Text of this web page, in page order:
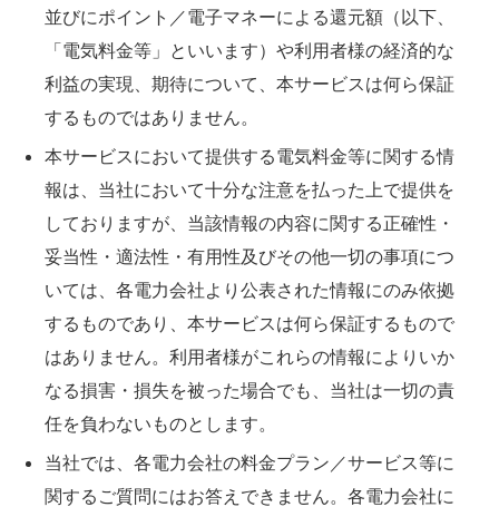
並びにポイント／電子マネーによる還元額（以下、
「電気料金等」といいます）や利用者様の経済的な
利益の実現、期待について、本サービスは何ら保証
するものではありません。
本サービスにおいて提供する電気料金等に関する情
報は、当社において十分な注意を払った上で提供を
しておりますが、当該情報の内容に関する正確性・
妥当性・適法性・有用性及びその他一切の事項につ
いては、各電力会社より公表された情報にのみ依拠
するものであり、本サービスは何ら保証するもので
はありません。利用者様がこれらの情報によりいか
なる損害・損失を被った場合でも、当社は一切の責
任を負わないものとします。
当社では、各電力会社の料金プラン／サービス等に
関するご質問にはお答えできません。各電力会社に